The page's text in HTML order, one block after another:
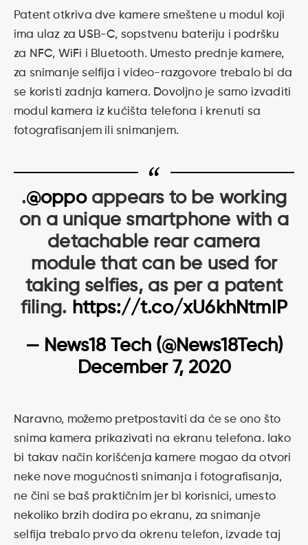
Patent otkriva dve kamere smeštene u modul koji
ima ulaz za USB-C, sopstvenu bateriju i podršku
za NFC, WiFi i Bluetooth. Umesto prednje kamere,
za snimanje selfija i video-razgovore trebalo bi da
se koristi zadnja kamera. Dovoljno je samo izvaditi
modul kamera iz kućišta telefona i krenuti sa
fotografisanjem ili snimanjem.
.@oppoappears to be working
on a unique smartphone with a
detachable rear camera
module that can be used for
taking selfies, as per a patent
filing. https://t.co/xU6khNtmIP
— News18 Tech (@News18Tech)
December 7, 2020
Naravno, možemo pretpostaviti da će se ono što
snima kamera prikazivati na ekranu telefona. Iako
bi takav način korišćenja kamere mogao da otvori
neke nove mogućnosti snimanja i fotografisanja,
ne čini se baš praktičnim jer bi korisnici, umesto
nekoliko brzih dodira po ekranu, za snimanje
selfija trebalo prvo da okrenu telefon, izvade taj